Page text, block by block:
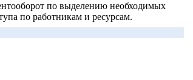
по выделению необходимых
по работникам и ресурсам.